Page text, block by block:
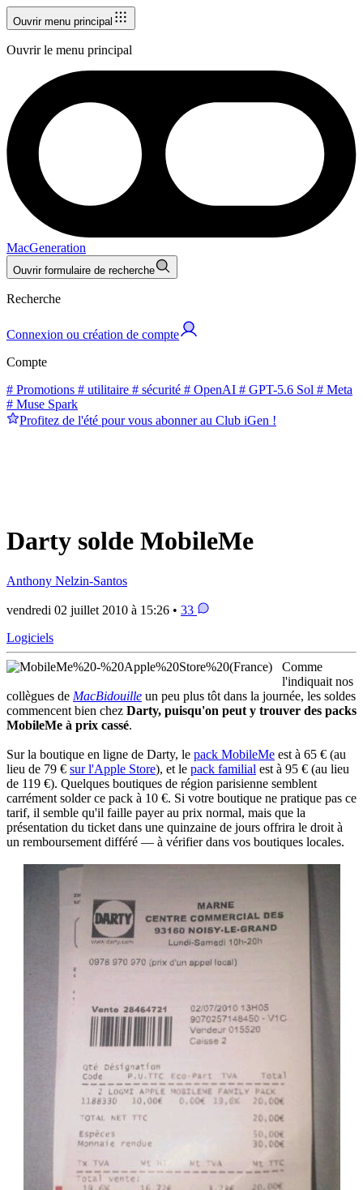
Ouvrir menu principal
Ouvrir le menu principal
MacGeneration
Ouvrir formulaire de recherche
Recherche
Connexion ou création de compte
Compte
# Promotions # utilitaire # sécurité # OpenAI # GPT-5.6 Sol # Meta
# Muse Spark
Profitez de l'été pour vous abonner au Club iGen !
Darty solde MobileMe
Anthony Nelzin-Santos
vendredi 02 juillet 2010 à 15:26 • 33
Logiciels
Comme
l'indiquait nos
collègues de MacBidouille un peu plus tôt dans la journée, les soldes
commencent bien chez Darty, puisqu'on peut y trouver des packs
MobileMe à prix cassé.
Sur la boutique en ligne de Darty, le pack MobileMe est à 65 € (au
lieu de 79 € sur l'Apple Store), et le pack familial est à 95 € (au lieu
de 119 €). Quelques boutiques de région parisienne semblent
carrément solder ce pack à 10 €. Si votre boutique ne pratique pas ce
tarif, il semble qu'il faille payer au prix normal, mais que la
présentation du ticket dans une quinzaine de jours offrira le droit à
un remboursement différé — à vérifier dans vos boutiques locales.